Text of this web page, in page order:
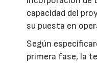
capacidad del
su puesta en
Según
primera fase, la